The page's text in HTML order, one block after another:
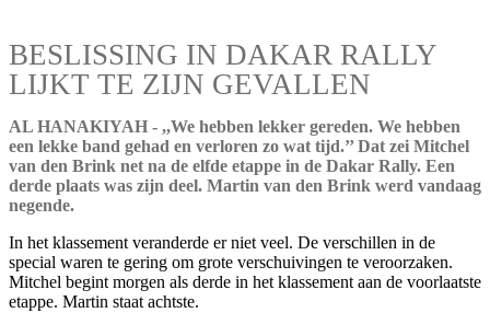
BESLISSING IN DAKAR RALLY
LIJKT TE ZIJN GEVALLEN
AL HANAKIYAH - ,,We hebben lekker gereden. We hebben
een lekke band gehad en verloren zo wat tijd.’’ Dat zei Mitchel
van den Brink net na de elfde etappe in de Dakar Rally. Een
derde plaats was zijn deel. Martin van den Brink werd vandaag
negende.
In het klassement veranderde er niet veel. De verschillen in de
special waren te gering om grote verschuivingen te veroorzaken.
Mitchel begint morgen als derde in het klassement aan de voorlaatste
etappe. Martin staat achtste.